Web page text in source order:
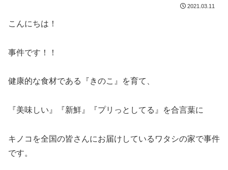
2021.03.11
こんにちは！
事件です！！
健康的な食材である『きのこ』を育て、
『美味しい』『新鮮』『プリっとしてる』を合言葉に
キノコを全国の皆さんにお届けしているワタシの家で事件
です。